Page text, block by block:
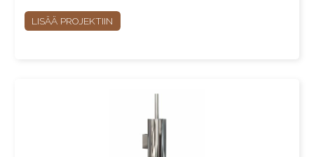
LISÄÄ PROJEKTIIN